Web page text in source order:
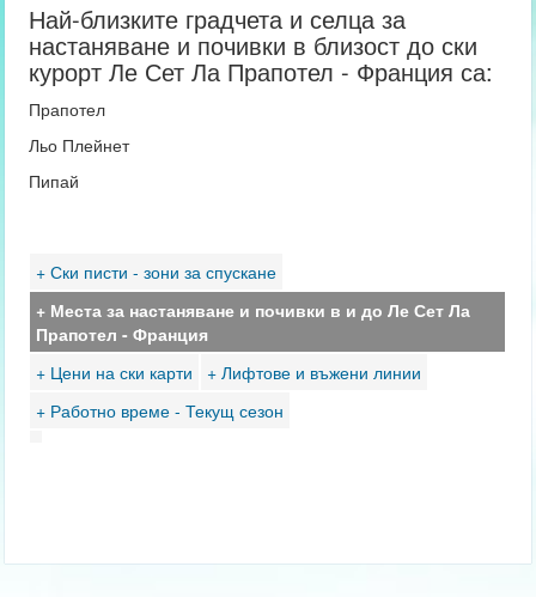
Най-близките градчета и селца за
настаняване и почивки в близост до ски
курорт Ле Сет Ла Прапотел - Франция са:
Прапотел
Льо Плейнет
Пипай
+ Ски писти - зони за спускане
+ Места за настаняване и почивки в и до Ле Сет Ла
Прапотел - Франция
+ Цени на ски карти
+ Лифтове и въжени линии
+ Работно време - Текущ сезон